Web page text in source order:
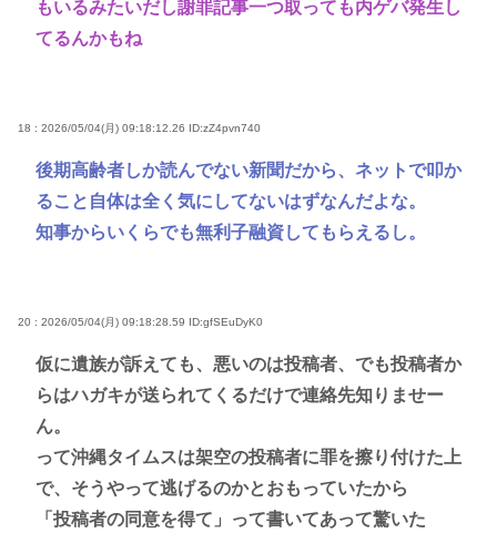
もいるみたいだし謝罪記事一つ取っても内ゲバ発生し
てるんかもね
18 : 2026/05/04(月) 09:18:12.26 ID:zZ4pvn740
後期高齢者しか読んでない新聞だから、ネットで叩か
ること自体は全く気にしてないはずなんだよな。
知事からいくらでも無利子融資してもらえるし。
20 : 2026/05/04(月) 09:18:28.59 ID:gfSEuDyK0
仮に遺族が訴えても、悪いのは投稿者、でも投稿者か
らはハガキが送られてくるだけで連絡先知りませー
ん。
って沖縄タイムスは架空の投稿者に罪を擦り付けた上
で、そうやって逃げるのかとおもっていたから
「投稿者の同意を得て」って書いてあって驚いた